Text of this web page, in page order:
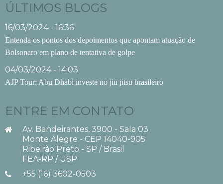
ÚLTIMOS BLOGS
16/03/2024 - 16:36
Entenda os pontos dos depoimentos que apontam atuação de
Bolsonaro em plano de tentativa de golpe
04/03/2024 - 14:03
AJP Tour: Abu Dhabi investe no jiu jitsu brasileiro
ENTRE EM CONTATO
Av. Bandeirantes, 3900 - Sala 03
Monte Alegre - CEP 14040-905
Ribeirão Preto - SP / Brasil
FEA-RP / USP
+55 (16) 3602-0503